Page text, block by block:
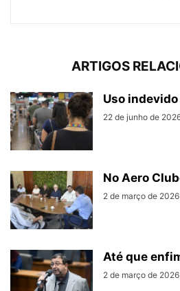
ARTIGOS
Uso indevido
22 de junho de
No Aero
2 de março de 2026
Até que
2 de março de 2026